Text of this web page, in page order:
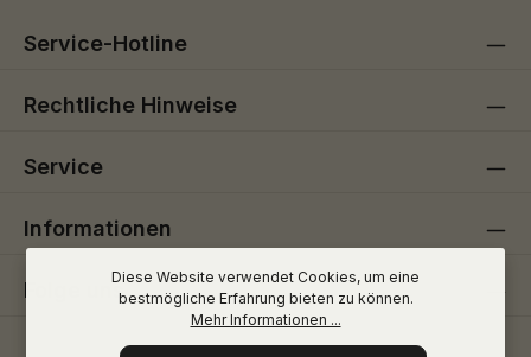
Service-Hotline
Rechtliche Hinweise
Service
Informationen
Folge uns
Diese Website verwendet Cookies, um eine
bestmögliche Erfahrung bieten zu können.
Mehr Informationen ...